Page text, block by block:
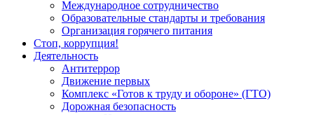
Международное сотрудничество
Образовательные стандарты и требования
Организация горячего питания
Стоп, коррупция!
Деятельность
Антитеррор
Движение первых
Комплекс «Готов к труду и обороне» (ГТО)
Дорожная безопасность